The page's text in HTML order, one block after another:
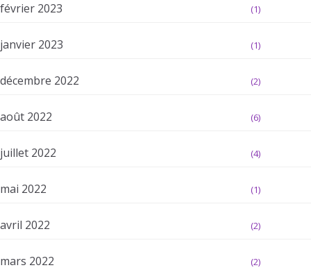
février 2023 (1)
janvier 2023 (1)
décembre 2022 (2)
août 2022 (6)
juillet 2022 (4)
mai 2022 (1)
avril 2022 (2)
mars 2022 (2)